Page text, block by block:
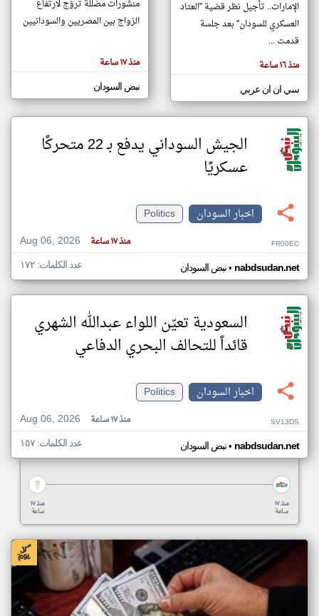
مصادر الأخبار من السودان
اخبار السودان على مدار الساعة
المقالات
هنا عن
وجهة
نظر
كاتبيها.
الإمارات.. تأجيل نظر قضية "العتاد
العسكري للسودان" بعد جلسة
قدمت ...
منذ ١٦ ساعة
سي ان ان عربي
منشورات مضللة تروّج لارتفاع
الزواج بين المصريين والسودانيين
منذ ١٧ ساعة
نبض السودان
الجيش السوداني يدفع بـ 22 متحركًا
عسكريًا
اخبار السودان
Politics
Aug 06, 2026
منذ ١٧ ساعة FR00EC
نبض السودان• nabdsudan.net عدد الكلمات: ١٧٢
السعودية تعيّن اللواء عبدالله الشهري
قائداً للتحالف البحري الدفاعي
اخبار السودان
Politics
Aug 06, 2026
منذ ١٧ ساعة SV13DS
نبض السودان• nabdsudan.net عدد الكلمات: ١٥٧
منذ ١٧
ساعة
منذ ١٧
ساعة
klyoum.com